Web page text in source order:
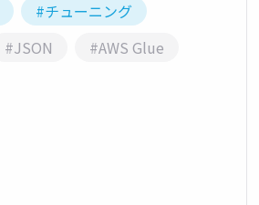
#チューニング
#JSON
#AWS Glue